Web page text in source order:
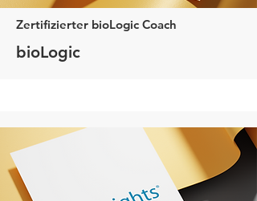
Zertifizierter bioLogic Coach
bioLogic